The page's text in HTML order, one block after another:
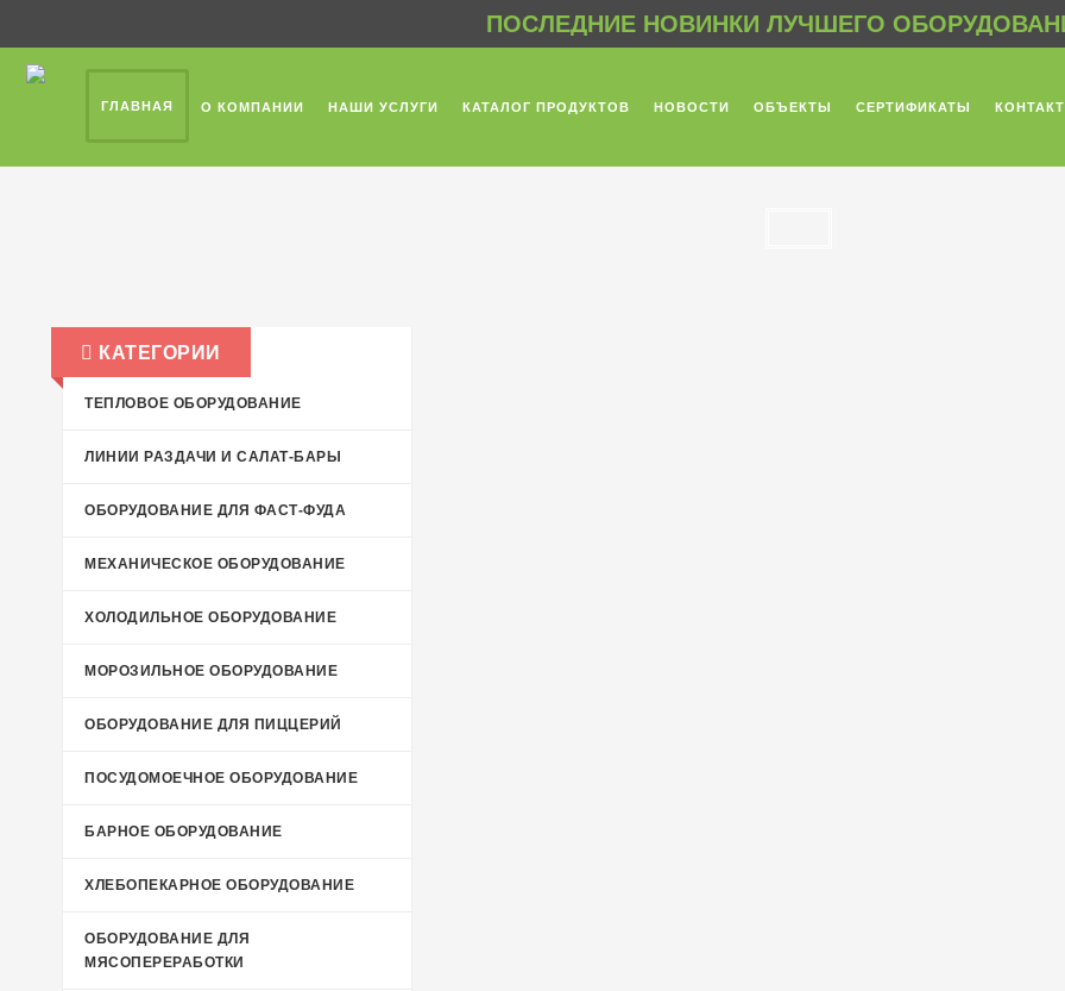
ПОСЛЕДНИЕ НОВИНКИ ЛУЧШЕГО
ГЛАВНАЯ О КОМПАНИИ НАШИ УСЛУГИ КАТАЛОГ ПРОДУКТОВ НОВОСТИ ОБЪЕКТЫ СЕРТИФИКАТЫ
КАТЕГОРИИ
ТЕПЛОВОЕ ОБОРУДОВАНИЕ
ЛИНИИ РАЗДАЧИ И САЛАТ-БАРЫ
ОБОРУДОВАНИЕ ДЛЯ ФАСТ-ФУДА
МЕХАНИЧЕСКОЕ ОБОРУДОВАНИЕ
ХОЛОДИЛЬНОЕ ОБОРУДОВАНИЕ
МОРОЗИЛЬНОЕ ОБОРУДОВАНИЕ
ОБОРУДОВАНИЕ ДЛЯ ПИЦЦЕРИЙ
ПОСУДОМОЕЧНОЕ ОБОРУДОВАНИЕ
БАРНОЕ ОБОРУДОВАНИЕ
ХЛЕБОПЕКАРНОЕ ОБОРУДОВАНИЕ
ОБОРУДОВАНИЕ ДЛЯ
МЯСОПЕРЕРАБОТКИ